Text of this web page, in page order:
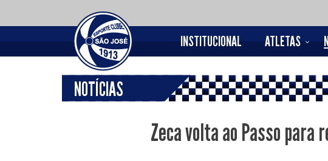
INSTITUCIONAL ATLETAS
NOTÍCIAS
Zeca volta ao Passo para